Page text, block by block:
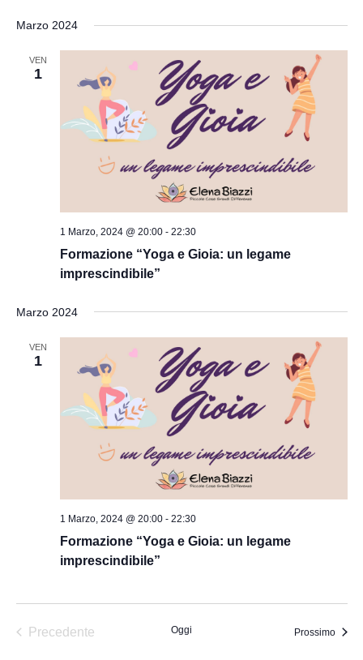
Marzo 2024
VEN
1
1 Marzo, 2024 @ 20:00- 22:30
Formazione “Yoga e Gioia: un legame
imprescindibile”
Marzo 2024
VEN
1
1 Marzo, 2024 @ 20:00- 22:30
Formazione “Yoga e Gioia: un legame
imprescindibile”
Precedente
Oggi ProssimoEventi